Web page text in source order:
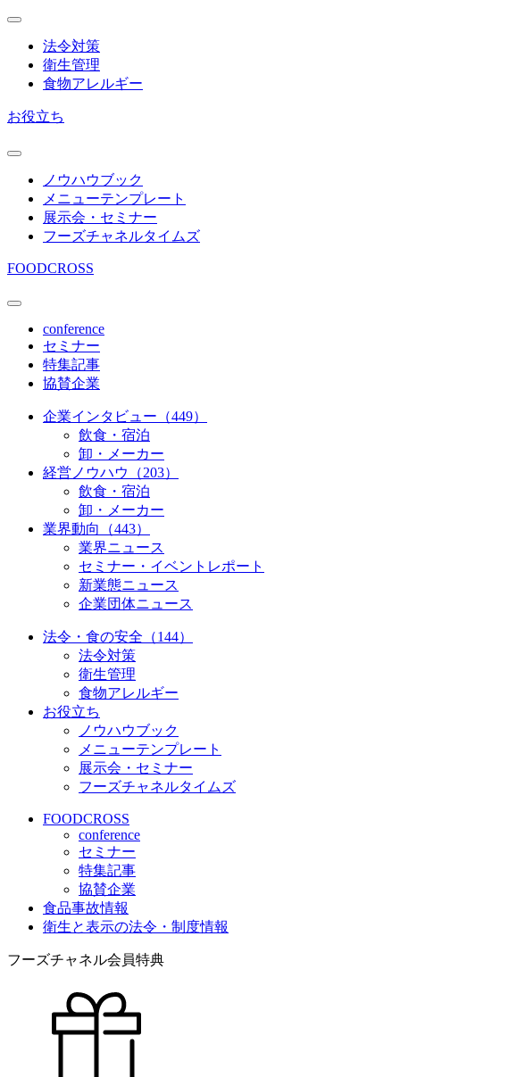
法令対策
衛生管理
食物アレルギー
お役立ち
ノウハウブック
メニューテンプレート
展示会・セミナー
フーズチャネルタイムズ
FOODCROSS
conference
セミナー
特集記事
協賛企業
企業インタビュー（449）
飲食・宿泊
卸・メーカー
経営ノウハウ（203）
飲食・宿泊
卸・メーカー
業界動向（443）
業界ニュース
セミナー・イベントレポート
新業態ニュース
企業団体ニュース
法令・食の安全（144）
法令対策
衛生管理
食物アレルギー
お役立ち
ノウハウブック
メニューテンプレート
展示会・セミナー
フーズチャネルタイムズ
FOODCROSS
conference
セミナー
特集記事
協賛企業
食品事故情報
衛生と表示の法令・制度情報
フーズチャネル会員特典